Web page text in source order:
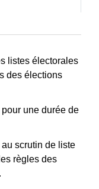
listes électorales
des élections
une durée de
scrutin de liste
règles des